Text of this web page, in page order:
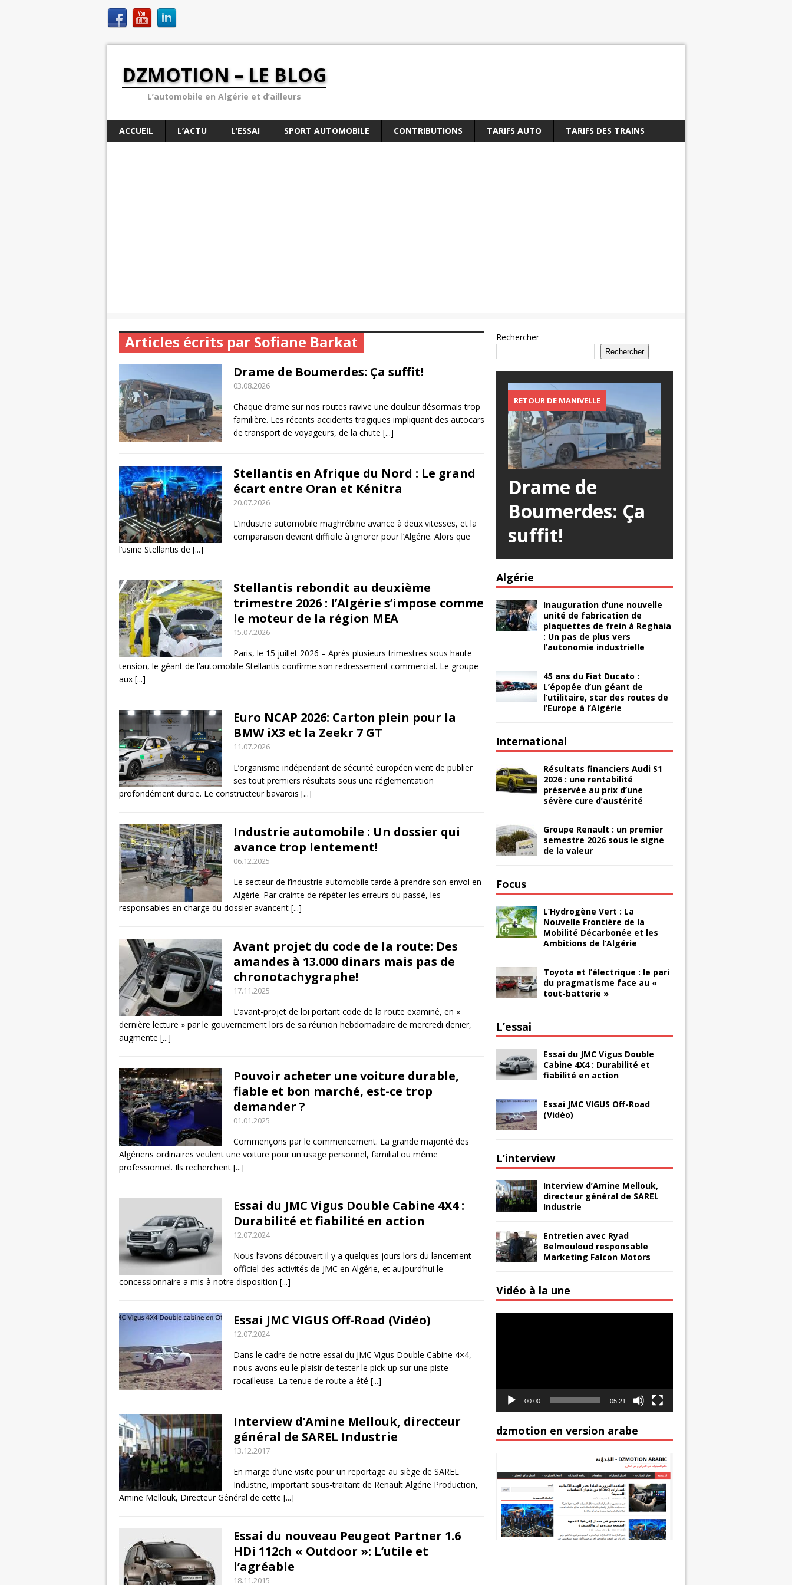
DZMOTION – LE BLOG
L’automobile en Algérie et d’ailleurs
ACCUEIL L’ACTU L’ESSAI SPORT AUTOMOBILE CONTRIBUTIONS TARIFS AUTO TARIFS DES TRAINS
Articles écrits par Sofiane Barkat
Drame de Boumerdes: Ça suffit!
03.08.2026
Chaque drame sur nos routes ravive une douleur désormais trop
familière. Les récents accidents tragiques impliquant des autocars
de transport de voyageurs, de la chute [...]
Stellantis en Afrique du Nord : Le grand
écart entre Oran et Kénitra
20.07.2026
L’industrie automobile maghrébine avance à deux vitesses, et la
comparaison devient difficile à ignorer pour l’Algérie. Alors que
l’usine Stellantis de [...]
Stellantis rebondit au deuxième
trimestre 2026 : l’Algérie s’impose comme
le moteur de la région MEA
15.07.2026
Paris, le 15 juillet 2026 – Après plusieurs trimestres sous haute
tension, le géant de l’automobile Stellantis confirme son redressement commercial. Le groupe
aux [...]
Euro NCAP 2026: Carton plein pour la
BMW iX3 et la Zeekr 7 GT
11.07.2026
L’organisme indépendant de sécurité européen vient de publier
ses tout premiers résultats sous une réglementation
profondément durcie. Le constructeur bavarois [...]
Industrie automobile : Un dossier qui
avance trop lentement!
06.12.2025
Le secteur de l’industrie automobile tarde à prendre son envol en
Algérie. Par crainte de répéter les erreurs du passé, les
responsables en charge du dossier avancent [...]
Avant projet du code de la route: Des
amandes à 13.000 dinars mais pas de
chronotachygraphe!
17.11.2025
L’avant-projet de loi portant code de la route examiné, en «
dernière lecture » par le gouvernement lors de sa réunion hebdomadaire de mercredi denier,
augmente [...]
Pouvoir acheter une voiture durable,
fiable et bon marché, est-ce trop
demander ?
01.01.2025
Commençons par le commencement. La grande majorité des
Algériens ordinaires veulent une voiture pour un usage personnel, familial ou même
professionnel. Ils recherchent [...]
Essai du JMC Vigus Double Cabine 4X4 :
Durabilité et fiabilité en action
12.07.2024
Nous l’avons découvert il y a quelques jours lors du lancement
officiel des activités de JMC en Algérie, et aujourd’hui le
concessionnaire a mis à notre disposition [...]
Essai JMC VIGUS Off-Road (Vidéo)
12.07.2024
Dans le cadre de notre essai du JMC Vigus Double Cabine 4×4,
nous avons eu le plaisir de tester le pick-up sur une piste
rocailleuse. La tenue de route a été [...]
Interview d’Amine Mellouk, directeur
général de SAREL Industrie
13.12.2017
En marge d’une visite pour un reportage au siège de SAREL
Industrie, important sous-traitant de Renault Algérie Production,
Amine Mellouk, Directeur Général de cette [...]
Essai du nouveau Peugeot Partner 1.6
HDi 112ch « Outdoor »: L’utile et
l’agréable
18.11.2015
Rechercher
Rechercher
RETOUR DE MANIVELLE
Drame de
Boumerdes: Ça
suffit!
Algérie
Inauguration d’une nouvelle
unité de fabrication de
plaquettes de frein à Reghaia
: Un pas de plus vers
l’autonomie industrielle
45 ans du Fiat Ducato :
L’épopée d’un géant de
l’utilitaire, star des routes de
l’Europe à l’Algérie
International
Résultats financiers Audi S1
2026 : une rentabilité
préservée au prix d’une
sévère cure d’austérité
Groupe Renault : un premier
semestre 2026 sous le signe
de la valeur
Focus
L’Hydrogène Vert : La
Nouvelle Frontière de la
Mobilité Décarbonée et les
Ambitions de l’Algérie
Toyota et l’électrique : le pari
du pragmatisme face au «
tout-batterie »
L’essai
Essai du JMC Vigus Double
Cabine 4X4 : Durabilité et
fiabilité en action
Essai JMC VIGUS Off-Road
(Vidéo)
L’interview
Interview d’Amine Mellouk,
directeur général de SAREL
Industrie
Entretien avec Ryad
Belmouloud responsable
Marketing Falcon Motors
Vidéo à la une
00:00 05:21
dzmotion en version arabe